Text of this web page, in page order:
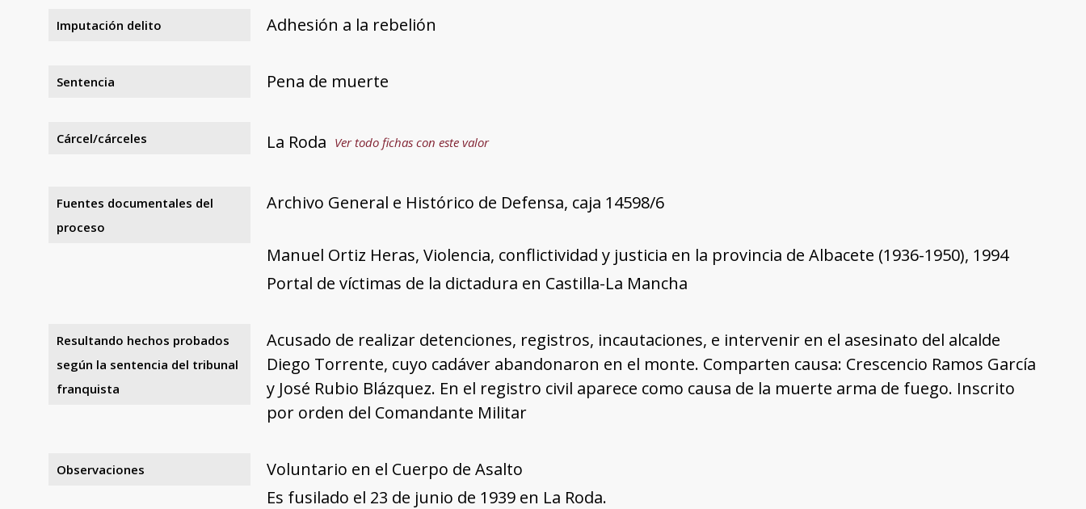
Imputación delito Adhesión a la rebelión
Sentencia Pena de muerte
Cárcel/cárceles La Roda Ver todo fichas con este valor
Fuentes documentales del
proceso
Archivo General e Histórico de Defensa, caja 14598/6
Manuel Ortiz Heras, Violencia, conflictividad y justicia en la provincia de Albacete (1936-1950), 1994
Portal de víctimas de la dictadura en Castilla-La Mancha
Resultando hechos probados
según la sentencia del tribunal
franquista
Acusado de realizar detenciones, registros, incautaciones, e intervenir en el asesinato del alcalde
Diego Torrente, cuyo cadáver abandonaron en el monte. Comparten causa: Crescencio Ramos García
y José Rubio Blázquez. En el registro civil aparece como causa de la muerte arma de fuego. Inscrito
por orden del Comandante Militar
Observaciones
Voluntario en el Cuerpo de Asalto
Es fusilado el 23 de junio de 1939 en La Roda.